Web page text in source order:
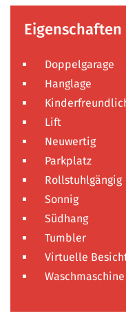
Eigenschaften
Doppelgarage
Hanglage
Lift
Neuwertig
Parkplatz
Rollstuhlgängig
Sonnig
Südhang
Tumbler
Virtuelle
Waschmaschine